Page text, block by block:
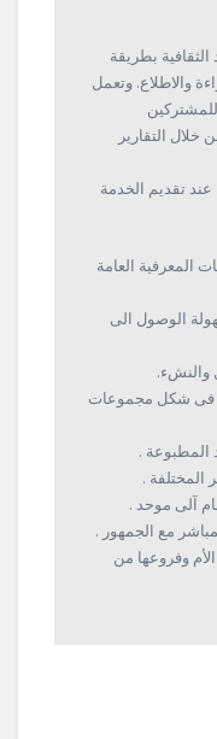
بطريقة
والاطلاع. وتعمل
خلال التقارير
عند تقديم الخدمة
المعرفية العامة
الوصول الى
والنشء.
فى شكل مجموعات
المطبوعة .
المختلفة .
آلى موحد .
مع الجمهور .
وفروعها من